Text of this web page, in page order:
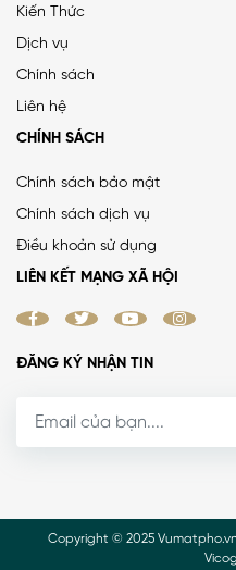
Kiến Thức
Dịch vụ
Chính sách
Liên hệ
CHÍNH SÁCH
Chính sách bảo mật
Chính sách dịch vụ
Điều khoản sử dụng
LIÊN KẾT MẠNG XÃ HỘI
ĐĂNG KÝ NHẬN TIN
Copyright © 2025